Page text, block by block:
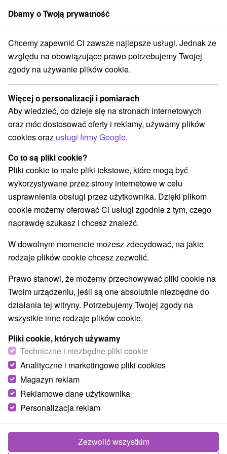
członek grupySorger
Prešovský kraj Starý Smokovec Vila Nemešany Vysoké Tatry
Vila Nemešany Vysoké Tatry
Starý Smokovec
REZERWACJA I WYBÓR OFERTY
Skontaktuj się bezpośrednio z właścicielem.
Przejdź do lokalizacji
O URZĄDZENIA SPRZĘT
Dbamy o Twoją prywatność
Chcemy zapewnić Ci zawsze najlepsze usługi. Jednak ze
względu na obowiązujące prawo potrzebujemy Twojej
zgody na używanie plików cookie.
Więcej o personalizacji i pomiarach
Aby wiedzieć, co dzieje się na stronach internetowych
oraz móc dostosować oferty i reklamy, używamy plików
cookies oraz usługi firmy Google.
Co to są pliki cookie?
Pliki cookie to małe pliki tekstowe, które mogą być
wykorzystywane przez strony internetowe w celu
usprawnienia obsługi przez użytkownika. Dzięki plikom
cookie możemy oferować Ci usługi zgodnie z tym, czego
naprawdę szukasz i chcesz znaleźć.
W dowolnym momencie możesz zdecydować, na jakie
rodzaje plików cookie chcesz zezwolić.
Prawo stanowi, że możemy przechowywać pliki cookie na
Twoim urządzeniu, jeśli są one absolutnie niezbędne do
działania tej witryny. Potrzebujemy Twojej zgody na
wszystkie inne rodzaje plików cookie.
Pliki cookie, których używamy
Techniczne i niezbędne pliki cookie
Analityczne i marketingowe pliki cookies
Magazyn reklam
Reklamowe dane użytkownika
Personalizacja reklam
Zezwolić wszystkim